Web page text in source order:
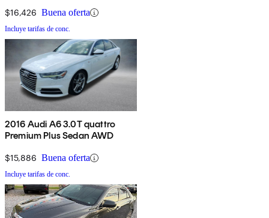
$16,426 Buena oferta
Incluye tarifas de conc.
2016 Audi A6 3.0T quattro
Premium Plus Sedan AWD
$15,886 Buena oferta
Incluye tarifas de conc.